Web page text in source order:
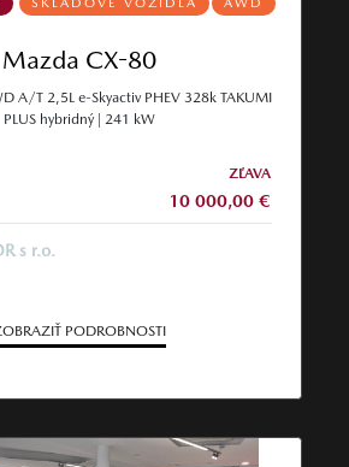
SKLADOVÉ VOZIDLÁ AWD
Mazda CX-80
A/T 2,5L e-Skyactiv PHEV 328k TAKUMI
PLUS hybridný | 241 kW
ZĽAVA
10 000,00 €
s r.o.
PODROBNOSTI